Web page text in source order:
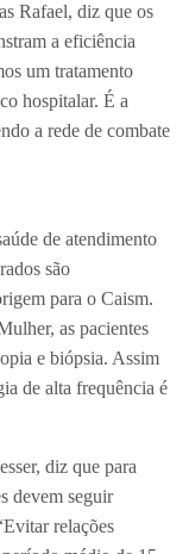
Rafael, diz que os
a eficiência
um tratamento
hospitalar. É a
a rede de combate
de atendimento
são
para o Caism.
as pacientes
e biópsia. Assim
de alta frequência é
diz que para
devem seguir
relações